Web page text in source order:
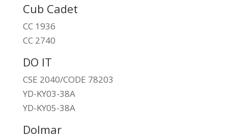
Cub Cadet
CC 1936
CC 2740
DO IT
CSE 2040/CODE 78203
YD-KY03-38A
YD-KY05-38A
Dolmar